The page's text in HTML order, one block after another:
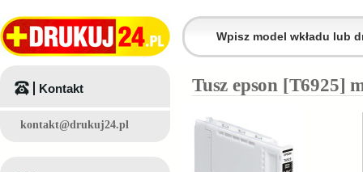
Tusz epson [T6925]
Kontakt
kontakt@drukuj24.pl